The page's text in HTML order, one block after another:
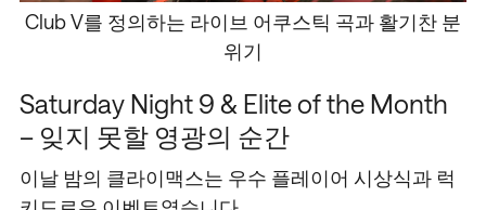
Club V를 정의하는 라이브 어쿠스틱 곡과 활기찬 분
위기
Saturday Night 9 & Elite of the Month
– 잊지 못할 영광의 순간
이날 밤의 클라이맥스는 우수 플레이어 시상식과 럭